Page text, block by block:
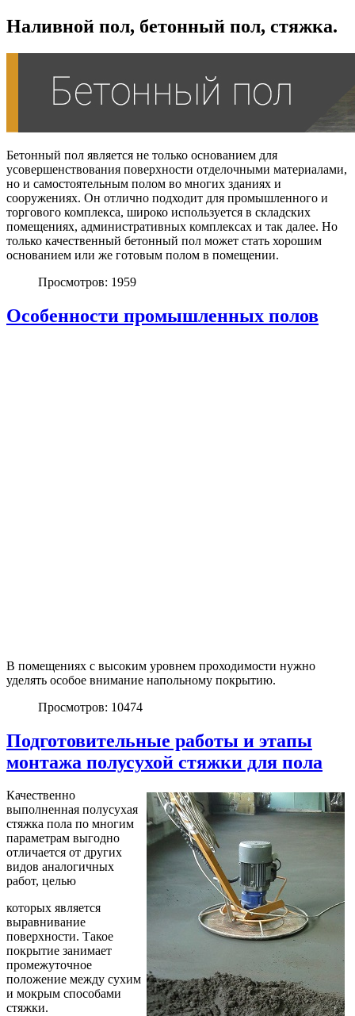
Наливной пол, бетонный пол, стяжка.
Бетонный пол является не только основанием для
усовершенствования поверхности отделочными материалами,
но и самостоятельным полом во многих зданиях и
сооружениях. Он отлично подходит для промышленного и
торгового комплекса, широко используется в складских
помещениях, административных комплексах и так далее. Но
только качественный бетонный пол может стать хорошим
основанием или же готовым полом в помещении.
Просмотров: 1959
Особенности промышленных полов
В помещениях с высоким уровнем проходимости нужно
уделять особое внимание напольному покрытию.
Просмотров: 10474
Подготовительные работы и этапы
монтажа полусухой стяжки для пола
Качественно
выполненная полусухая
стяжка пола по многим
параметрам выгодно
отличается от других
видов аналогичных
работ, целью
которых является
выравнивание
поверхности. Такое
покрытие занимает
промежуточное
положение между сухим
и мокрым способами
стяжки.